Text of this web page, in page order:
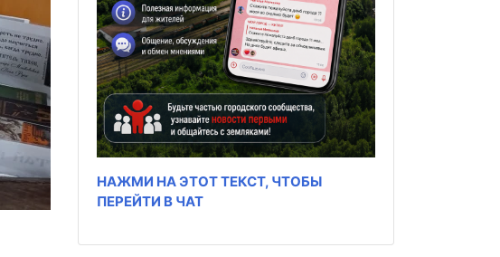
НАЖМИ НА ЭТОТ ТЕКСТ, ЧТОБЫ
ПЕРЕЙТИ В ЧАТ